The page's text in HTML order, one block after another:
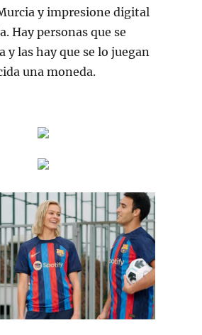
y impresione digital
Hay personas que se
y las hay que se lo juegan
una moneda.